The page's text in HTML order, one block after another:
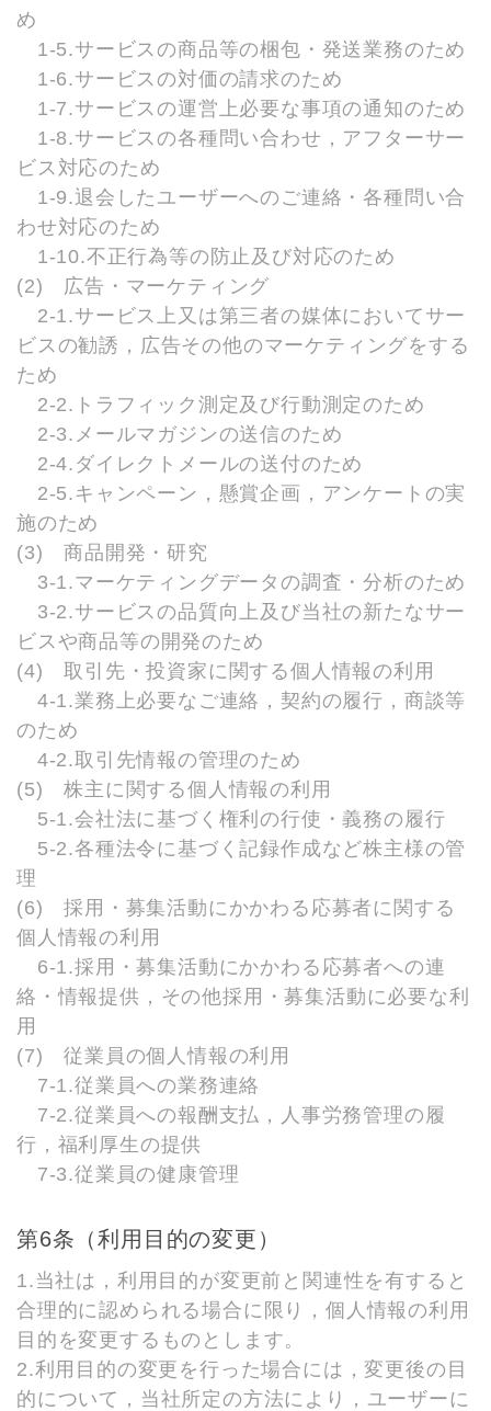
め
1-5.サービスの商品等の梱包・発送業務のため
1-6.サービスの対価の請求のため
1-7.サービスの運営上必要な事項の通知のため
1-8.サービスの各種問い合わせ，アフターサー
ビス対応のため
1-9.退会したユーザーへのご連絡・各種問い合
わせ対応のため
1-10.不正行為等の防止及び対応のため
(2) 広告・マーケティング
2-1.サービス上又は第三者の媒体においてサー
ビスの勧誘，広告その他のマーケティングをする
ため
2-2.トラフィック測定及び行動測定のため
2-3.メールマガジンの送信のため
2-4.ダイレクトメールの送付のため
2-5.キャンペーン，懸賞企画，アンケートの実
施のため
(3) 商品開発・研究
3-1.マーケティングデータの調査・分析のため
3-2.サービスの品質向上及び当社の新たなサー
ビスや商品等の開発のため
(4) 取引先・投資家に関する個人情報の利用
4-1.業務上必要なご連絡，契約の履行，商談等
のため
4-2.取引先情報の管理のため
(5) 株主に関する個人情報の利用
5-1.会社法に基づく権利の行使・義務の履行
5-2.各種法令に基づく記録作成など株主様の管
理
(6) 採用・募集活動にかかわる応募者に関する
個人情報の利用
6-1.採用・募集活動にかかわる応募者への連
絡・情報提供，その他採用・募集活動に必要な利
用
(7) 従業員の個人情報の利用
7-1.従業員への業務連絡
7-2.従業員への報酬支払，人事労務管理の履
行，福利厚生の提供
7-3.従業員の健康管理
第6条（利用目的の変更）
1.当社は，利用目的が変更前と関連性を有すると
合理的に認められる場合に限り，個人情報の利用
目的を変更するものとします。
2.利用目的の変更を行った場合には，変更後の目
的について，当社所定の方法により，ユーザーに